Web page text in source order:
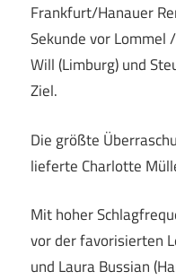
Frankfurt/Hanauer
Sekunde vor Lommel
Will (Limburg) und
Ziel.
Die größte
lieferte Charlotte
Mit hoher
vor der favorisierten
und Laura Bussian